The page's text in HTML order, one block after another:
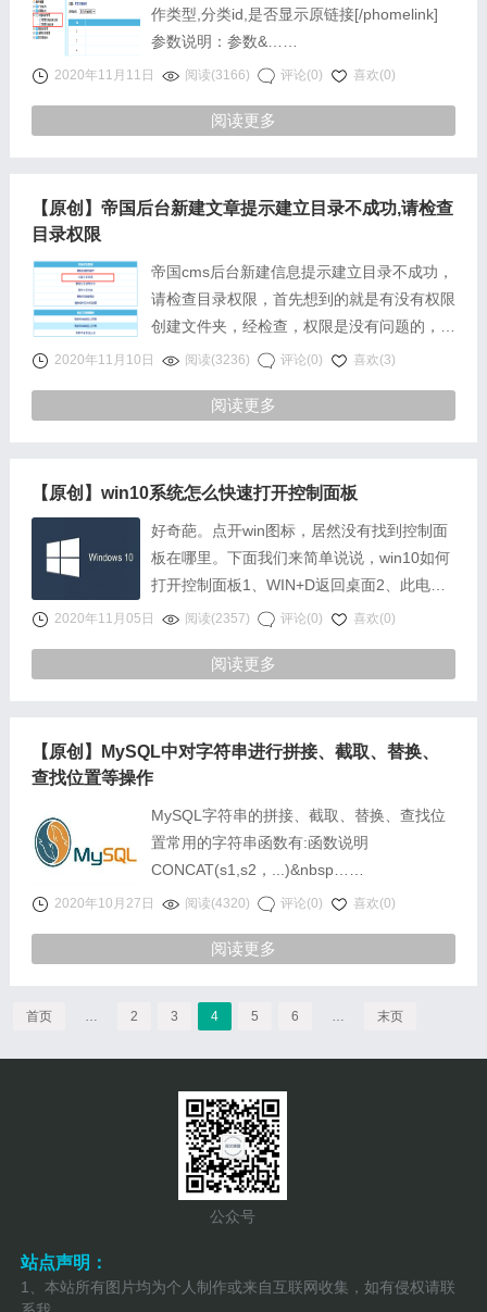
作类型,分类id,是否显示原链接[/phomelink]
参数说明：参数&……
2020年11月11日 阅读(3166) 评论(0) 喜欢(0)
阅读更多
【原创】帝国后台新建文章提示建立目录不成功,请检查
目录权限
帝国cms后台新建信息提示建立目录不成功，
请检查目录权限，首先想到的就是有没有权限
创建文件夹，经检查，权限是没有问题的，具
体解决办法如下打开后台--左侧数据更新--数
下面三项此时，文章便可正常发布
2020年11月10日 阅读(3236) 评论(0) 喜欢(3)
阅读更多
【原创】win10系统怎么快速打开控制面板
好奇葩。点开win图标，居然没有找到控制面
板在哪里。下面我们来简单说说，win10如何
打开控制面板1、WIN+D返回桌面2、此电脑
右击。出现：点下控制面板即可soeasy
2020年11月05日 阅读(2357) 评论(0) 喜欢(0)
阅读更多
【原创】MySQL中对字符串进行拼接、截取、替换、
查找位置等操作
MySQL字符串的拼接、截取、替换、查找位
置常用的字符串函数有:函数说明
CONCAT(s1,s2，...)&nbsp……
2020年10月27日 阅读(4320) 评论(0) 喜欢(0)
阅读更多
首页 2 3 4 5 6 末页
公众号
站点声明：
1、本站所有图片均为个人制作或来自互联网收集，如有侵权请联